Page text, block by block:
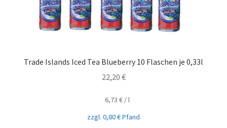
Trade Islands Iced Tea Blueberry 10 Flaschen je 0,33l
22,20 €
6,73 €/l
zzgl. 0,80€Pfand